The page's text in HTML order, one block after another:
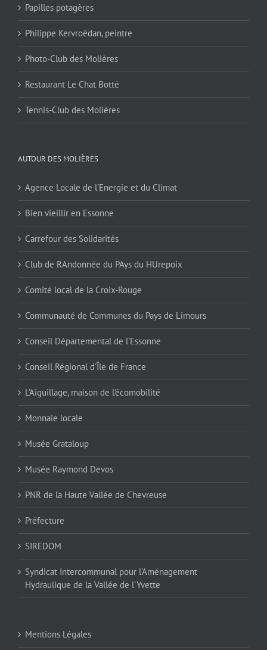
Papilles potagères
Philippe Kervroëdan, peintre
Photo-Club des Molières
Restaurant Le Chat Botté
Tennis-Club des Molières
AUTOUR DES MOLIÈRES
Agence Locale de l'Energie et du Climat
Bien vieillir en Essonne
Carrefour des Solidarités
Club de RAndonnée du PAys du HUrepoix
Comité local de la Croix-Rouge
Communauté de Communes du Pays de Limours
Conseil Départemental de l'Essonne
Conseil Régional d'Île de France
L'Aiguillage, maison de l'écomobilité
Monnaie locale
Musée Grataloup
Musée Raymond Devos
PNR de la Haute Vallée de Chevreuse
Préfecture
SIREDOM
Syndicat Intercommunal pour l’Aménagement
Hydraulique de la Vallée de l’Yvette
Mentions Légales